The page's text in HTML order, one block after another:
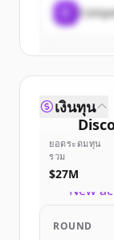
มี
Sign up
New
เงินทุน
ยอดระดมทุน
รวม
$27M
ROUND